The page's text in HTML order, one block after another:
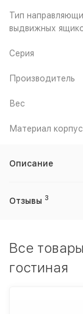
Тип
выдвижных
Серия
Производитель
Вес
Материал
Описание
Отзывы 3
Все
гостиная